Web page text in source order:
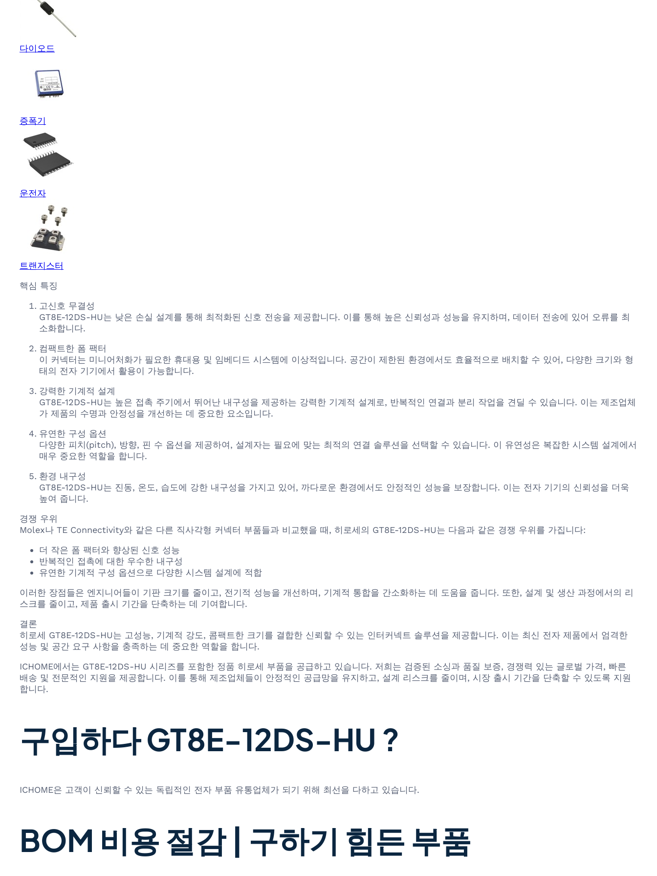
다이오드
증폭기
운전자
트랜지스터
핵심 특징
고신호 무결성
GT8E-12DS-HU는 낮은 손실 설계를 통해 최적화된 신호 전송을 제공합니다. 이를 통해 높은 신뢰성과 성능을 유지하며, 데이터 전송에 있어 오류를 최
소화합니다.
컴팩트한 폼 팩터
이 커넥터는 미니어처화가 필요한 휴대용 및 임베디드 시스템에 이상적입니다. 공간이 제한된 환경에서도 효율적으로 배치할 수 있어, 다양한 크기와 형
태의 전자 기기에서 활용이 가능합니다.
강력한 기계적 설계
GT8E-12DS-HU는 높은 접촉 주기에서 뛰어난 내구성을 제공하는 강력한 기계적 설계로, 반복적인 연결과 분리 작업을 견딜 수 있습니다. 이는 제조업체
가 제품의 수명과 안정성을 개선하는 데 중요한 요소입니다.
유연한 구성 옵션
다양한 피치(pitch), 방향, 핀 수 옵션을 제공하여, 설계자는 필요에 맞는 최적의 연결 솔루션을 선택할 수 있습니다. 이 유연성은 복잡한 시스템 설계에서
매우 중요한 역할을 합니다.
환경 내구성
GT8E-12DS-HU는 진동, 온도, 습도에 강한 내구성을 가지고 있어, 까다로운 환경에서도 안정적인 성능을 보장합니다. 이는 전자 기기의 신뢰성을 더욱
높여 줍니다.
경쟁 우위
Molex나 TE Connectivity와 같은 다른 직사각형 커넥터 부품들과 비교했을 때, 히로세의 GT8E-12DS-HU는 다음과 같은 경쟁 우위를 가집니다:
더 작은 폼 팩터와 향상된 신호 성능
반복적인 접촉에 대한 우수한 내구성
유연한 기계적 구성 옵션으로 다양한 시스템 설계에 적합
이러한 장점들은 엔지니어들이 기판 크기를 줄이고, 전기적 성능을 개선하며, 기계적 통합을 간소화하는 데 도움을 줍니다. 또한, 설계 및 생산 과정에서의 리
스크를 줄이고, 제품 출시 기간을 단축하는 데 기여합니다.
결론
히로세 GT8E-12DS-HU는 고성능, 기계적 강도, 콤팩트한 크기를 결합한 신뢰할 수 있는 인터커넥트 솔루션을 제공합니다. 이는 최신 전자 제품에서 엄격한
성능 및 공간 요구 사항을 충족하는 데 중요한 역할을 합니다.
ICHOME에서는 GT8E-12DS-HU 시리즈를 포함한 정품 히로세 부품을 공급하고 있습니다. 저희는 검증된 소싱과 품질 보증, 경쟁력 있는 글로벌 가격, 빠른
배송 및 전문적인 지원을 제공합니다. 이를 통해 제조업체들이 안정적인 공급망을 유지하고, 설계 리스크를 줄이며, 시장 출시 기간을 단축할 수 있도록 지원
합니다.
구입하다 GT8E-12DS-HU ?
ICHOME은 고객이 신뢰할 수 있는 독립적인 전자 부품 유통업체가 되기 위해 최선을 다하고 있습니다.
BOM 비용 절감 | 구하기 힘든 부품